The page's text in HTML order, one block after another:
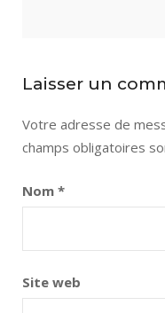
Laisser un
Votre adresse de
champs obligatoires
Nom *
Site web